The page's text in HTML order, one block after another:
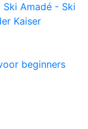
Amadé - Ski
Kaiser
beginners